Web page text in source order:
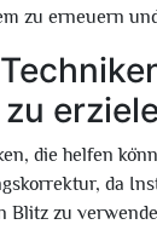
zu erneuern
die helfen
da
Blitz zu